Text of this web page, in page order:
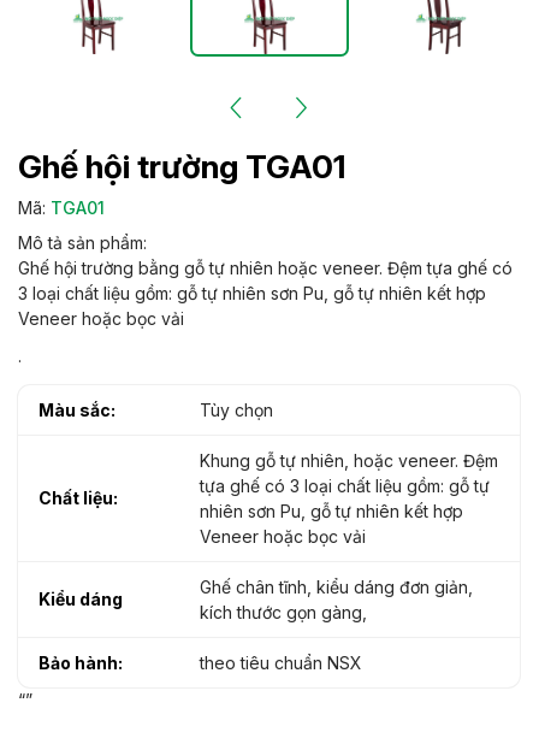
Ghế hội trường TGA01
Mã: TGA01
Mô tả sản phẩm:
Ghế hội trường bằng gỗ tự nhiên hoặc veneer. Đệm tựa ghế có
3 loại chất liệu gồm: gỗ tự nhiên sơn Pu, gỗ tự nhiên kết hợp
Veneer hoặc bọc vải
.
Màu sắc: Tùy chọn
Chất liệu:
Khung gỗ tự nhiên, hoặc veneer. Đệm
tựa ghế có 3 loại chất liệu gồm: gỗ tự
nhiên sơn Pu, gỗ tự nhiên kết hợp
Veneer hoặc bọc vải
Kiểu dáng
Ghế chân tĩnh, kiểu dáng đơn giản,
kích thước gọn gàng,
Bảo hành:
theo tiêu chuẩn NSX
“”